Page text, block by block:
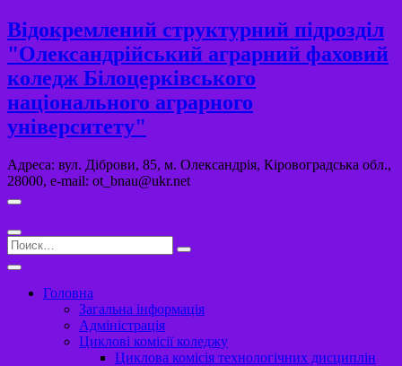
Перейти
к
содержимому
Відокремлений структурний підрозділ
"Олександрійський аграрний фаховий
коледж Білоцерківського
національного аграрного
університету"
Адреса: вул. Діброви, 85, м. Олександрія, Кіровоградська обл.,
28000, e-mail: ot_bnau@ukr.net
Поиск…
Головна
Загальна інформація
Адміністрація
Циклові комісії коледжу
Циклова комісія технологічних дисциплін